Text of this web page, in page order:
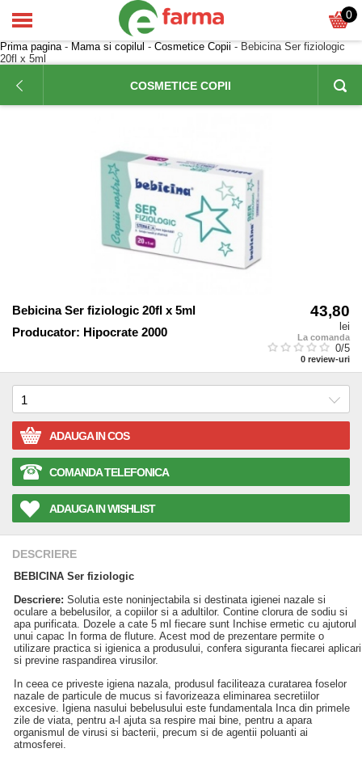
0
Prima pagina- Mama si copilul - Cosmetice Copii - Bebicina Ser fiziologic
20fl x 5ml
COSMETICE COPII
Bebicina Ser fiziologic 20fl x 5ml
Producator: Hipocrate 2000
43,80
lei
La comanda
0/5
0 review-uri
ADAUGA IN COS
COMANDA TELEFONICA
ADAUGA IN WISHLIST
DESCRIERE
BEBICINA Ser fiziologic
Descriere: Solutia este noninjectabila si destinata igienei nazale si
oculare a bebelusilor, a copiilor si a adultilor. Contine clorura de sodiu si
apa purificata. Dozele a cate 5 ml fiecare sunt Inchise ermetic cu ajutorul
unui capac In forma de fluture. Acest mod de prezentare permite o
utilizare practica si igienica a produsului, confera siguranta fiecarei aplicari
si previne raspandirea virusilor.
In ceea ce priveste igiena nazala, produsul faciliteaza curatarea foselor
nazale de particule de mucus si favorizeaza eliminarea secretiilor
excesive. Igiena nasului bebelusului este fundamentala Inca din primele
zile de viata, pentru a-l ajuta sa respire mai bine, pentru a apara
organismul de virusi si bacterii, precum si de agentii poluanti ai
atmosferei.